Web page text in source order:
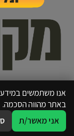
אנו משתמשים
באתר מהווה הסכמה.
אני מאשר/ת